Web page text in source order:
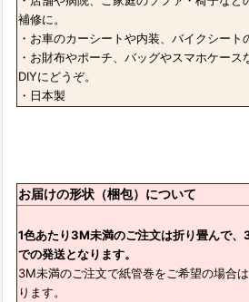
補修に。
・お車のカーシートや内装、バイクシート
・お財布やポーチ、バッグやスマホケー
DIYにどうぞ。
・日本製
お届けの形状（梱包）について
1色あたり3M未満のご注文は折り畳んで
での発送となります。
3M未満のご注文で紙管巻をご希望の場合
ります。